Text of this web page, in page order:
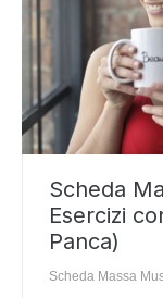
Scheda
Esercizi
Panca)
Scheda Massa